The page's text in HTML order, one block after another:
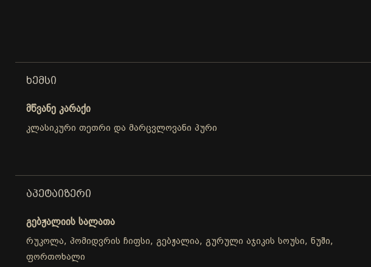
ᲮᲔᲛᲡᲘ
მწვანე კარაქი
კლასიკური თეთრი და მარცვლოვანი პური
ᲐᲞᲔᲢᲐᲘᲖᲔᲠᲘ
გებჟალიის სალათა
რუკოლა, პომიდვრის ჩიფსი, გებჟალია, გურული აჯიკის სოუსი, ნუში,
ფორთოხალი